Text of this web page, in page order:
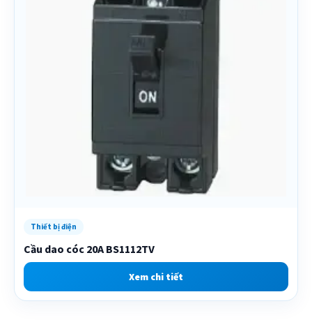
Thiết bị điện
Cầu dao cóc 20A BS1112TV
Xem chi tiết